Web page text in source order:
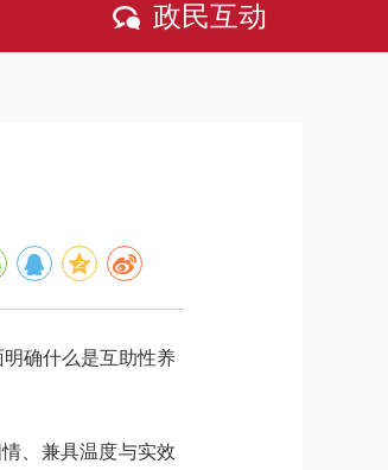
政民互动
确什么是互助性养
、兼具温度与实效